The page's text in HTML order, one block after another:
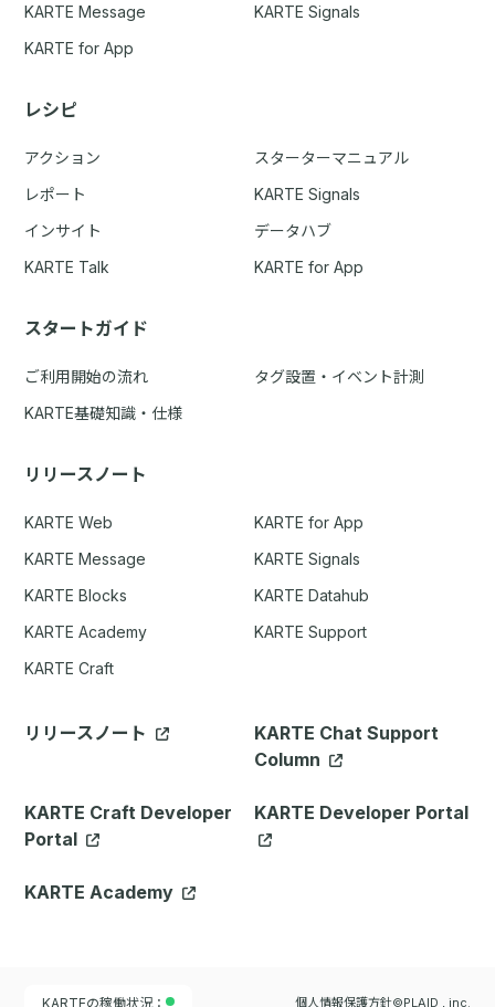
KARTE Message
KARTE Signals
KARTE for App
レシピ
アクション
スターターマニュアル
レポート
KARTE Signals
インサイト
データハブ
KARTE Talk
KARTE for App
スタートガイド
ご利用開始の流れ
タグ設置・イベント計測
KARTE基礎知識・仕様
リリースノート
KARTE Web
KARTE for App
KARTE Message
KARTE Signals
KARTE Blocks
KARTE Datahub
KARTE Academy
KARTE Support
KARTE Craft
リリースノート
KARTE Chat Support
Column
KARTE Craft Developer
Portal
KARTE Developer Portal
KARTE Academy
KARTEの稼働状況： 個人情報保護方針©PLAID , inc.